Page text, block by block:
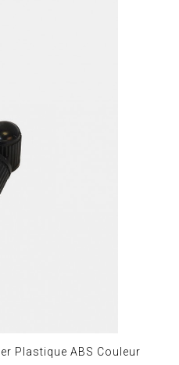
Plastique ABS Couleur